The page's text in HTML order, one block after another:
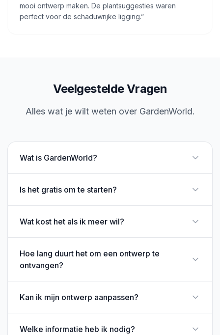
mooi ontwerp maken. De plantsuggesties waren
perfect voor de schaduwrijke ligging.”
Veelgestelde Vragen
Alles wat je wilt weten over GardenWorld.
Wat is GardenWorld?
Is het gratis om te starten?
Wat kost het als ik meer wil?
Hoe lang duurt het om een ontwerp te
ontvangen?
Kan ik mijn ontwerp aanpassen?
Welke informatie heb ik nodig?